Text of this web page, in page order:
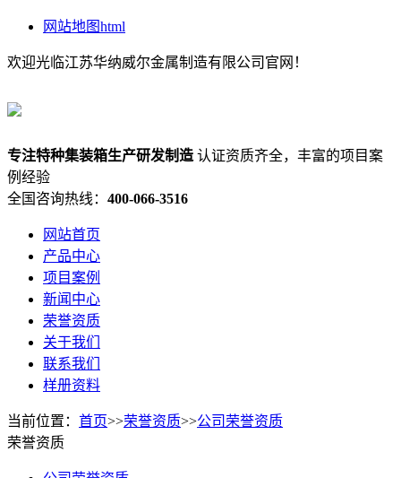
网站地图html
欢迎光临江苏华纳威尔金属制造有限公司官网！
专注特种集装箱生产研发制造 认证资质齐全，丰富的项目案
例经验
全国咨询热线： 400-066-3516
网站首页
产品中心
项目案例
新闻中心
荣誉资质
关于我们
联系我们
样册资料
当前位置： 首页>>荣誉资质>>公司荣誉资质
荣誉资质